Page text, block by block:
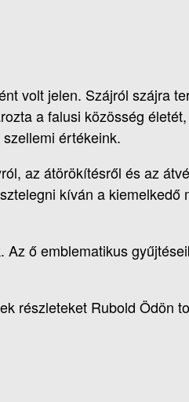
volt jelen. Szájról szájra
a falusi közösség
értékeink.
az átörökítésről és az
kíván a kiemelkedő
ő emblematikus
részleteket Rubold Ödön